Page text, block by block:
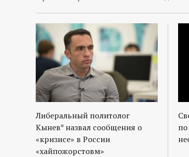
п
о
р
т
а
л
Либеральный политолог
Кынев* назвал сообщения о
«кризисе» в России
«хайпожорстовм»